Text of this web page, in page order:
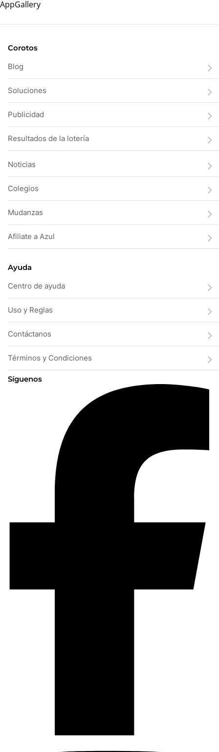
Corotos
Blog
Soluciones
Publicidad
Resultados de la lotería
Noticias
Colegios
Mudanzas
Afiliate a Azul
Ayuda
Centro de ayuda
Uso y Reglas
Contáctanos
Términos y Condiciones
Síguenos